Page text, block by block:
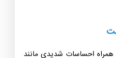
همراه احساسات شدیدی مانند